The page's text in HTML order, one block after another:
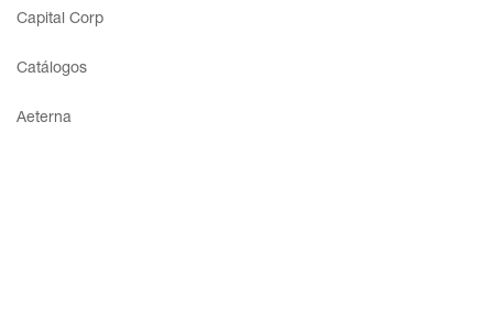
Accesorios
Descubra
Capital Corp
Catálogos
Aeterna